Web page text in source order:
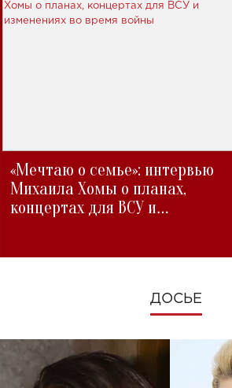
«Мечтаю о семье»: интервью
Михаила Хомы о планах,
концертах для ВСУ и
ДОСЬЕ